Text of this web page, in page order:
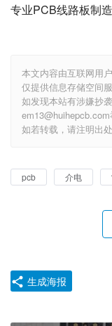
专业PCB线路板制
本文内容由互联网用
仅提供信息存储空间
如发现本站有涉嫌抄
em13@huihepcb.com
如若转载，请注明出
pcb 介电
生成海报